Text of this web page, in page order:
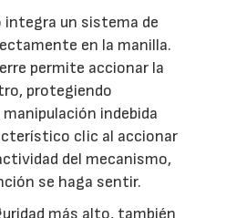
un sistema de
en la manilla.
permite accionar la
protegiendo
indebida
clic al accionar
del mecanismo,
se haga sentir.
más alto, también